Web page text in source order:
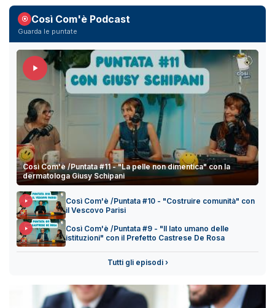
Così Com'è Podcast
Guarda le puntate
Così Com'è /Puntata #11 - "La pelle non dimentica" con la
dermatologa Giusy Schipani
Così Com'è /Puntata #10 - "Costruire comunità" con
il Vescovo Parisi
Così Com'è /Puntata #9 - "Il lato umano delle
istituzioni" con il Prefetto Castrese De Rosa
Tutti gli episodi ›